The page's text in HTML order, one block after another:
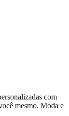
com
mesmo. Moda e